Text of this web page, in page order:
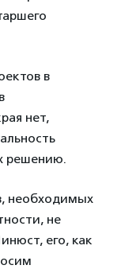
в
нет,
решению.
необходимых
не
его, как